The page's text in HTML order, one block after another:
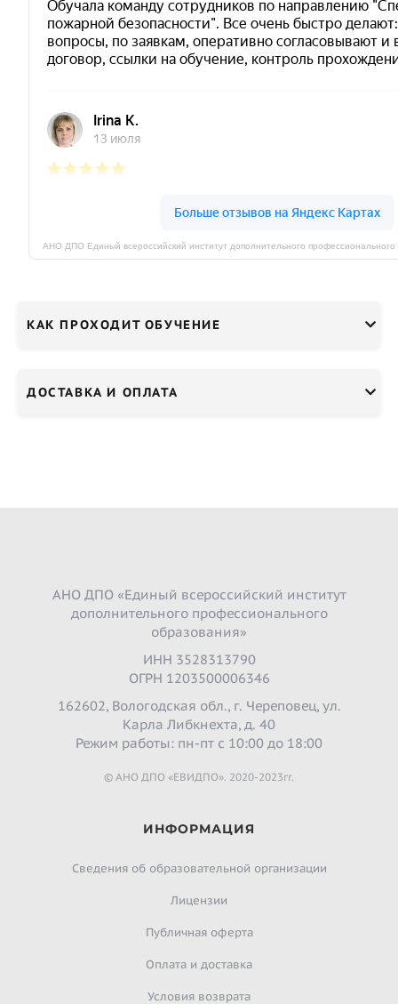
КАК ПРОХОДИТ ОБУЧЕНИЕ
ДОСТАВКА И ОПЛАТА
АНО ДПО «Единый всероссийский институт
дополнительного профессионального
образования»
ИНН 3528313790
ОГРН 1203500006346
162602, Вологодская обл., г. Череповец, ул.
Карла Либкнехта, д. 40
Режим работы: пн-пт с 10:00 до 18:00
© АНО ДПО «ЕВИДПО». 2020-2023гг.
ИНФОРМАЦИЯ
Сведения об образовательной организации
Лицензии
Публичная оферта
Оплата и доставка
Условия возврата